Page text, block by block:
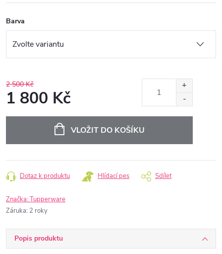
Barva
2 500 Kč
1 800 Kč
VLOŽIT DO KOŠÍKU
Dotaz k produktu Hlídací pes Sdílet
Značka:Tupperware
Záruka: 2 roky
Popis produktu